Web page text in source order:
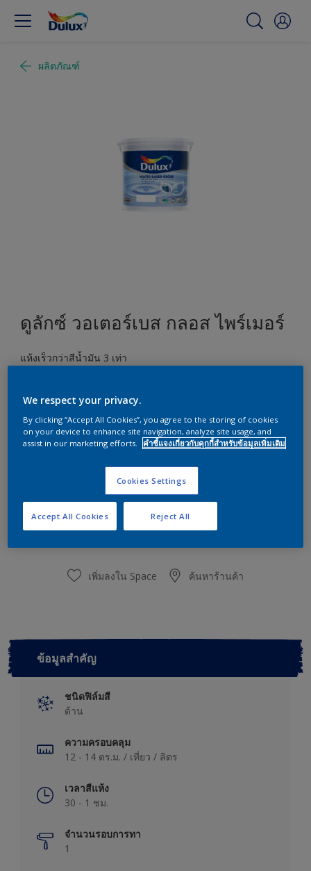
ผลิตภัณฑ์
ดูลักซ์ วอเตอร์เบส กลอส ไพร์เมอร์
แห้งเร็วกว่าสีน้ำมัน 3 เท่า
1 ลิตร
ปริมาณ เครื่องมือคำนวณปริมาณสี
คำนวณ
ซื้อจากร้านค้าปลีก
เพิ่มลงใน Space ค้นหาร้านค้า
ข้อมูลสำคัญ
ชนิดฟิล์มสี
ด้าน
ความครอบคลุม
12 - 14 ตร.ม. / เที่ยว / ลิตร
เวลาสีแห้ง
30 - 1 ชม.
จำนวนรอบการทา
1
We respect your privacy.
By clicking “Accept All Cookies”, you agree to the storing of cookies
on your device to enhance site navigation, analyze site usage, and
assist in our marketing efforts.
คำชี้แจงเกี่ยวกับคุกกี้สำหรับข้อมูลเพิ่มเติม
Cookies Settings
Reject All
Accept All Cookies